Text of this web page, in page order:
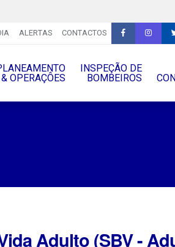
ALERTAS CONTACTOS
& OPERAÇÔES
INSPEÇÃO DE
BOMBEIROS
Adulto (SBV -